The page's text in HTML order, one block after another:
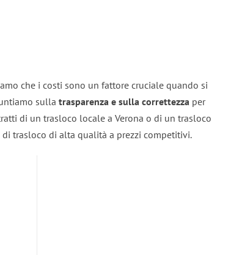
che i costi sono un fattore cruciale quando si
sulla trasparenza e sulla correttezza per
di un trasloco locale a Verona o di un trasloco
trasloco di alta qualità a prezzi competitivi.